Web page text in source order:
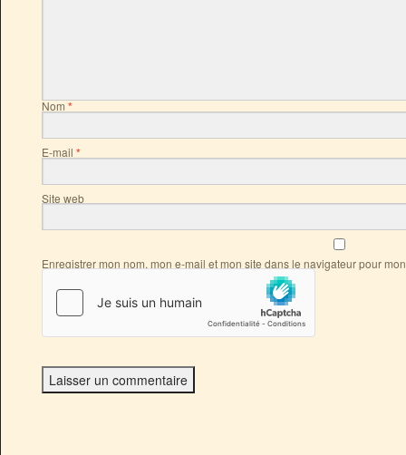
Nom*
E-mail *
Site web
Enregistrer mon nom, mon e-mail et mon site dans le navigateur pour